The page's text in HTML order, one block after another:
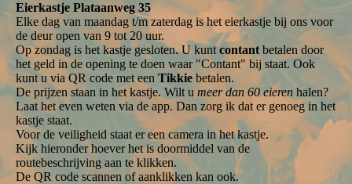
Eierkastje Plataanweg 35
Elke dag van maandag t/m zaterdag is het eierkastje bij ons voor
de deur open van 9 tot 20 uur.
Op zondag is het kastje gesloten. U kuntcontant betalen door
het geld in de opening te doen waar "Contant" bij staat. Ook
kunt u via QR code met een Tikkie betalen.
De prijzen staan in het kastje. Wilt umeer dan 60 eieren halen?
Laat het even weten via de app. Dan zorg ik dat er genoeg in het
kastje staat.
Voor de veiligheid staat er een camera in het kastje.
Kijk hieronder hoever het is doormiddel van de
routebeschrijving aan te klikken.
De QR code scannen of aanklikken kan ook.